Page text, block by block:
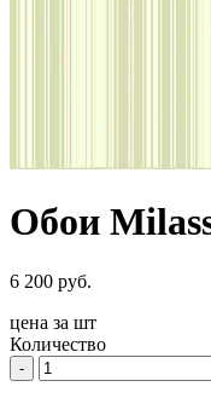
Обои
6 200 руб.
цена за шт
Количество
-